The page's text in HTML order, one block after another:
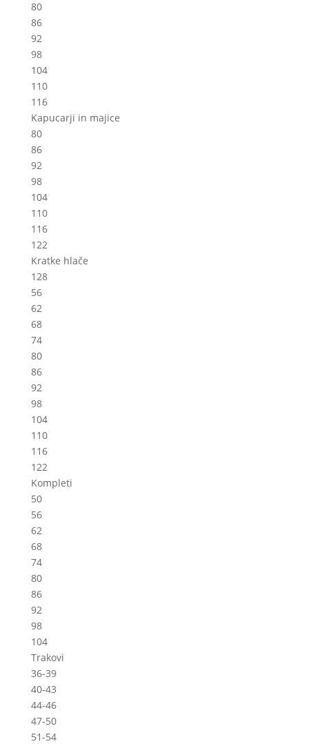
80
86
92
98
104
110
116
Kapucarji in majice
80
86
92
98
104
110
116
122
Kratke hlače
128
56
62
68
74
80
86
92
98
104
110
116
122
Kompleti
50
56
62
68
74
80
86
92
98
104
Trakovi
36-39
40-43
44-46
47-50
51-54